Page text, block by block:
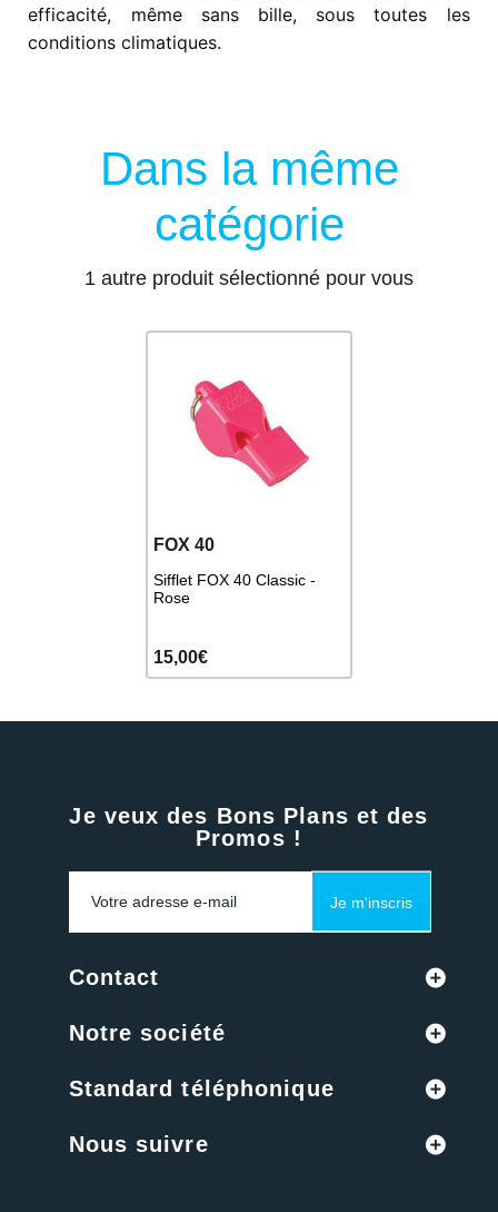
efficacité, même sans bille, sous toutes les
conditions climatiques.
Dans la même
catégorie
1 autre produit sélectionné pour vous
FOX 40
Sifflet FOX 40 Classic -
Rose
15,00€
Je veux des Bons Plans et des
Promos !
Je m'inscris
Contact
Notre société
Standard téléphonique
Nous suivre